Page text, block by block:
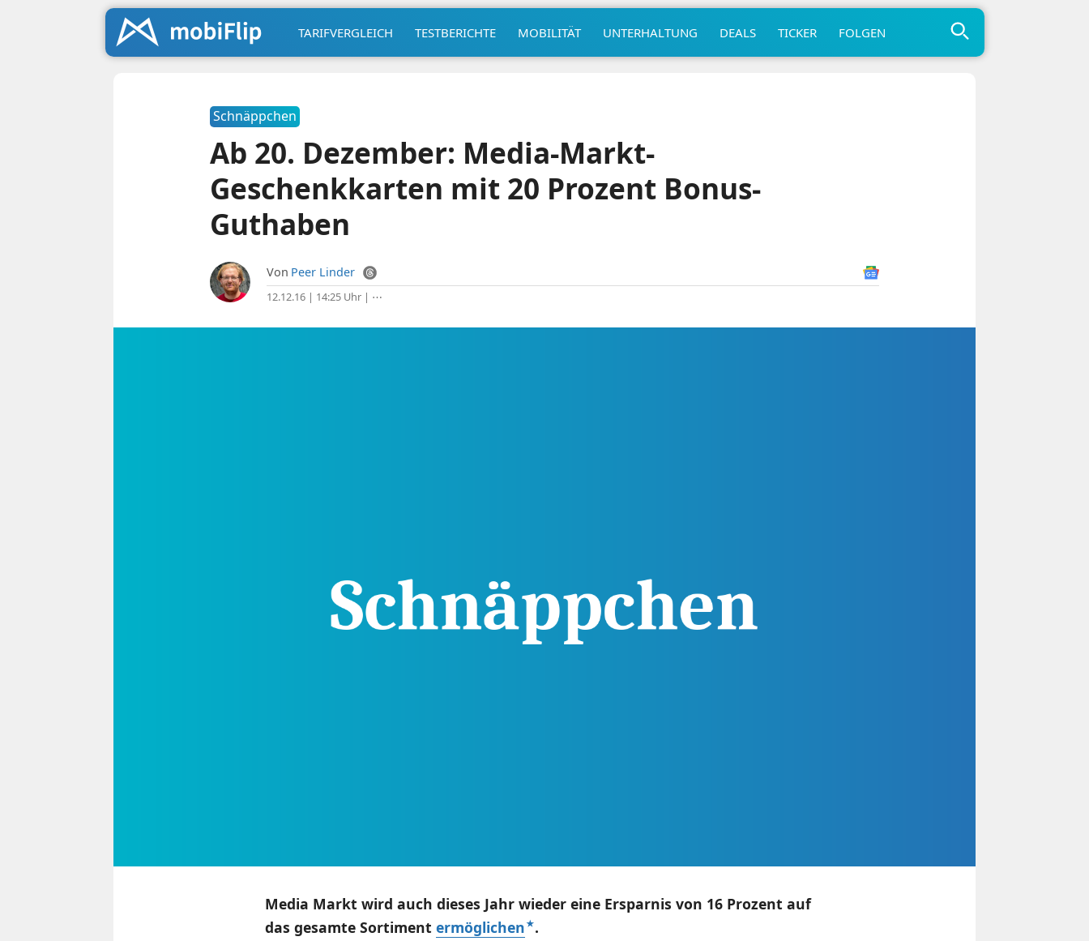
TARIFVERGLEICH TESTBERICHTE MOBILITÄT UNTERHALTUNG DEALS TICKER FOLGEN
Schnäppchen
Ab 20. Dezember: Media-Markt-
Geschenkkarten mit 20 Prozent Bonus-
Guthaben
Von Peer Linder
12.12.16 | 14:25 Uhr| ⋯
Media Markt wird auch dieses Jahr wieder eine Ersparnis von 16 Prozent auf
das gesamte Sortiment ermöglichen .